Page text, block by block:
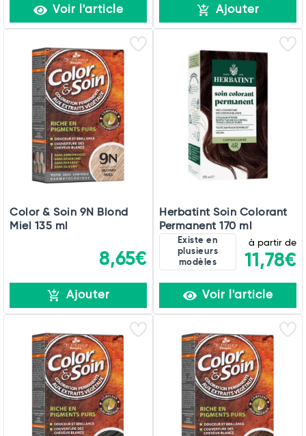
Voir l'article Ajouter
Color & Soin 9N Blond
Miel 135 ml
8,65€
Ajouter
Herbatint Soin Colorant
Permanent 170 ml
Existe en
plusieurs
modèles
à partir de
11,78€
Voir l'article